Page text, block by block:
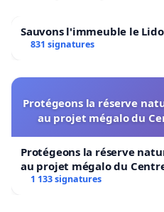
Sauvons l'immeuble le Lido
831 signatures
Protégeons la réserve
au projet mégalo du
Protégeons la réserve
au projet mégalo du
1 133 signatures